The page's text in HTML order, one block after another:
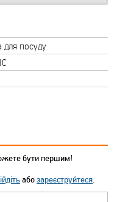
для посуду
бути першим!
абозареєструйтеся.